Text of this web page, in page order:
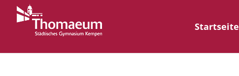
Startseite